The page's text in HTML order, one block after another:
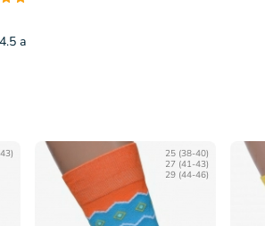
а
25 (38-40)
27 (41-43)
29 (44-46)